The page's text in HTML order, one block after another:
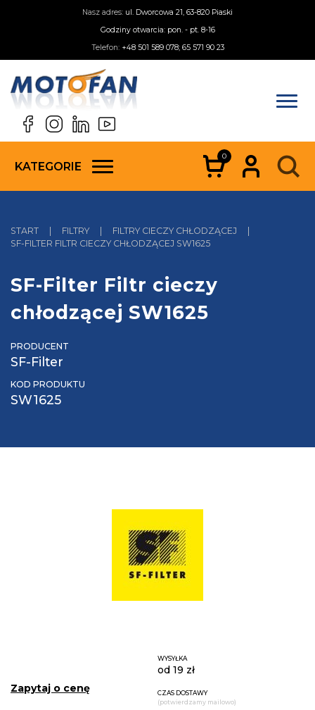
Nasz adres: ul. Dworcowa 21, 63-820 Piaski
Godziny otwarcia: pon. - pt. 8-16
Telefon: +48 501 589 078; 65 571 90 23
KATEGORIE
0
START | FILTRY | FILTRY CIECZY CHŁODZĄCEJ
|
SF-FILTER FILTR CIECZY CHŁODZĄCEJ SW1625
SF-Filter Filtr cieczy
chłodzącej SW1625
PRODUCENT
SF-Filter
KOD PRODUKTU
SW1625
Zapytaj o cenę
WYSYŁKA
od 19 zł
CZAS DOSTAWY
(potwierdzamy mailowo)